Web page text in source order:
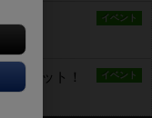
イベント
イベント
ーケット！